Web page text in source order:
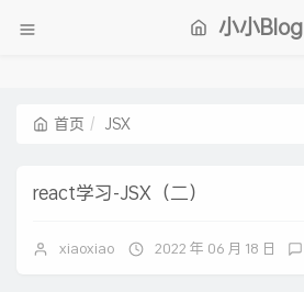
小小Blog
首页 JSX
react学习-JSX（二）
xiaoxiao 2022 年 06 月 18 日